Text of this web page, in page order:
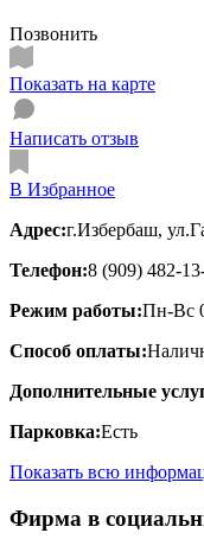
Позвонить
Показать на карте
Написать отзыв
В Избранное
Адрес:г.Избербаш,
Телефон:8 (909) 482-
Режим работы:Пн-Вс
Способ оплаты:
Дополнительные
Парковка:Есть
Показать всю
Фирма в